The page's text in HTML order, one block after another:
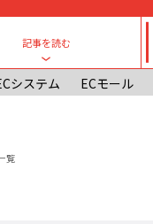
記事を読む
Toggle submenu
システム ECモール
ず
覧